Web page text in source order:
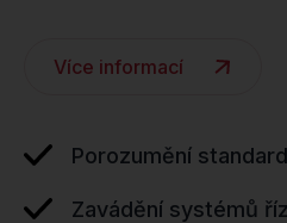
Více informací
Porozumění
Zavádění systémů